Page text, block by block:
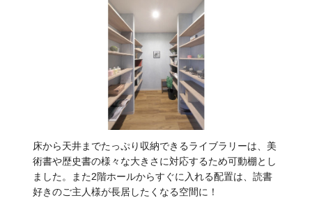
床から天井までたっぷり収納できるライブラリーは、美
術書や歴史書の様々な大きさに対応するため可動棚とし
ました。また2階ホールからすぐに入れる配置は、読書
好きのご主人様が長居したくなる空間に！